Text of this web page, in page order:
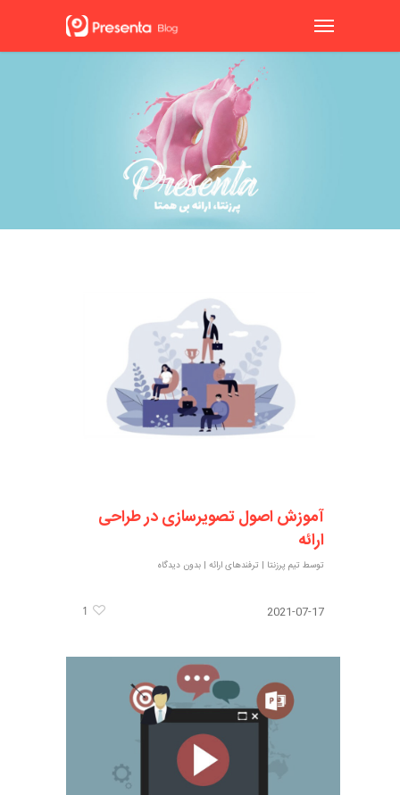
آموزش اصول تصویرسازی در طراحی
ارائه
توسط تیم پرزنتا | ترفندهای ارائه |بدون دیدگاه
2021-07-17
1